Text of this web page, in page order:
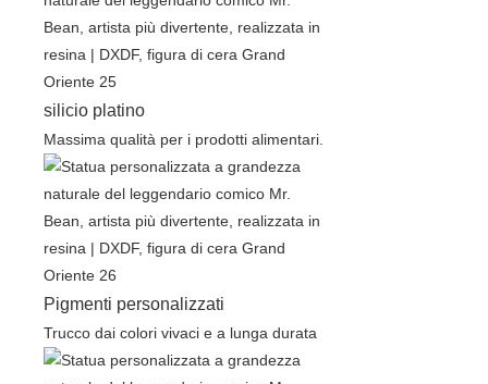
silicio platino
Massima qualità per i prodotti alimentari.
Pigmenti personalizzati
Trucco dai colori vivaci e a lunga durata